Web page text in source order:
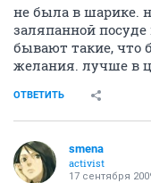
не была в шарике.
заляпанной
бывают такие, что
желания. лучше в
ОТВЕТИТЬ
smena
activist
17 сентября